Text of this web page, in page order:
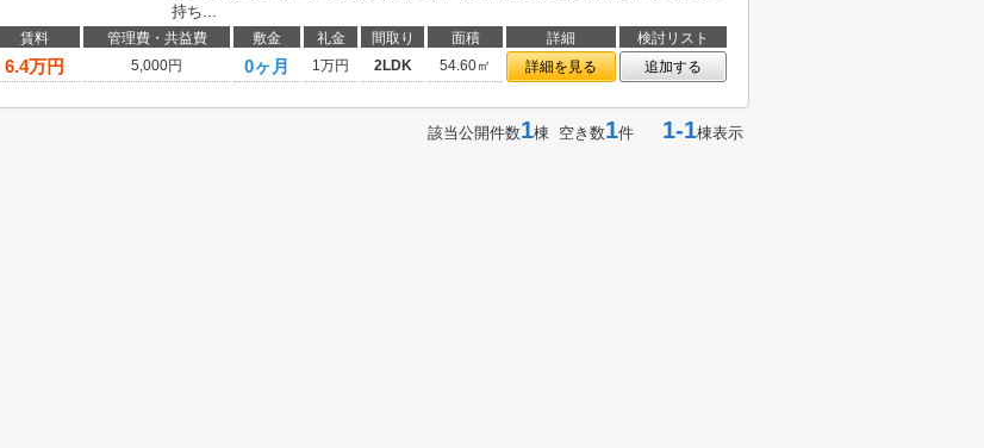
持ち...
賃料 管理費・共益費 敷金 礼金 間取り 面積 詳細
検討リスト
6.4万円 5,000円 0ヶ月 1万円 2LDK 54.60㎡ 詳細を見る 追加する
該当公開件数1棟 空き数1件 1-1棟表示